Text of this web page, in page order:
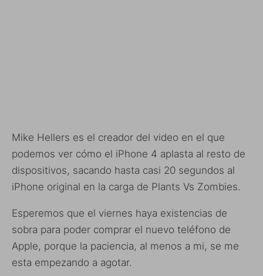
Mike Hellers es el creador del video en el que
podemos ver cómo el iPhone 4 aplasta al resto de
dispositivos, sacando hasta casi 20 segundos al
iPhone original en la carga de Plants Vs Zombies.
Esperemos que el viernes haya existencias de
sobra para poder comprar el nuevo teléfono de
Apple, porque la paciencia, al menos a mi, se me
esta empezando a agotar.